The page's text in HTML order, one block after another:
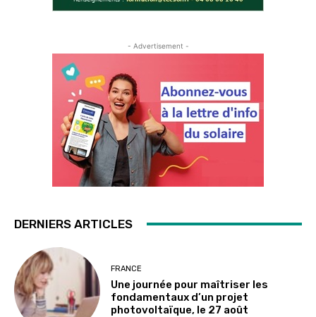
- Advertisement -
DERNIERS ARTICLES
FRANCE
Une journée pour maîtriser les
fondamentaux d’un projet
photovoltaïque, le 27 août